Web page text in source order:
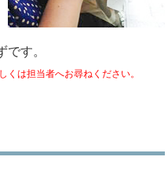
です。
は担当者へお尋ねください。